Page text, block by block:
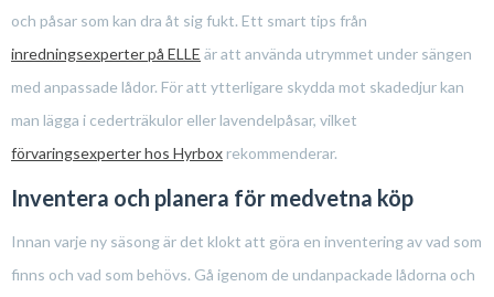
och påsar som kan dra åt sig fukt. Ett smart tips från
inredningsexperter på ELLE är att använda utrymmet under sängen
med anpassade lådor. För att ytterligare skydda mot skadedjur kan
man lägga i cederträkulor eller lavendelpåsar, vilket
förvaringsexperter hos Hyrbox rekommenderar.
Inventera och planera för medvetna köp
Innan varje ny säsong är det klokt att göra en inventering av vad som
finns och vad som behövs. Gå igenom de undanpackade lådorna och